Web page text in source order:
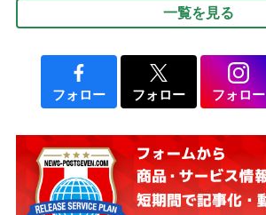
一覧を見る
フォロー フォロー フォロー